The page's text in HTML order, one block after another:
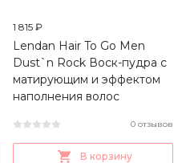
1 815 ₽
Lendan Hair To Go Men
Dust`n Rock Воск-пудра с
матирующим и эффектом
наполнения волос
0 отзывов
В корзину